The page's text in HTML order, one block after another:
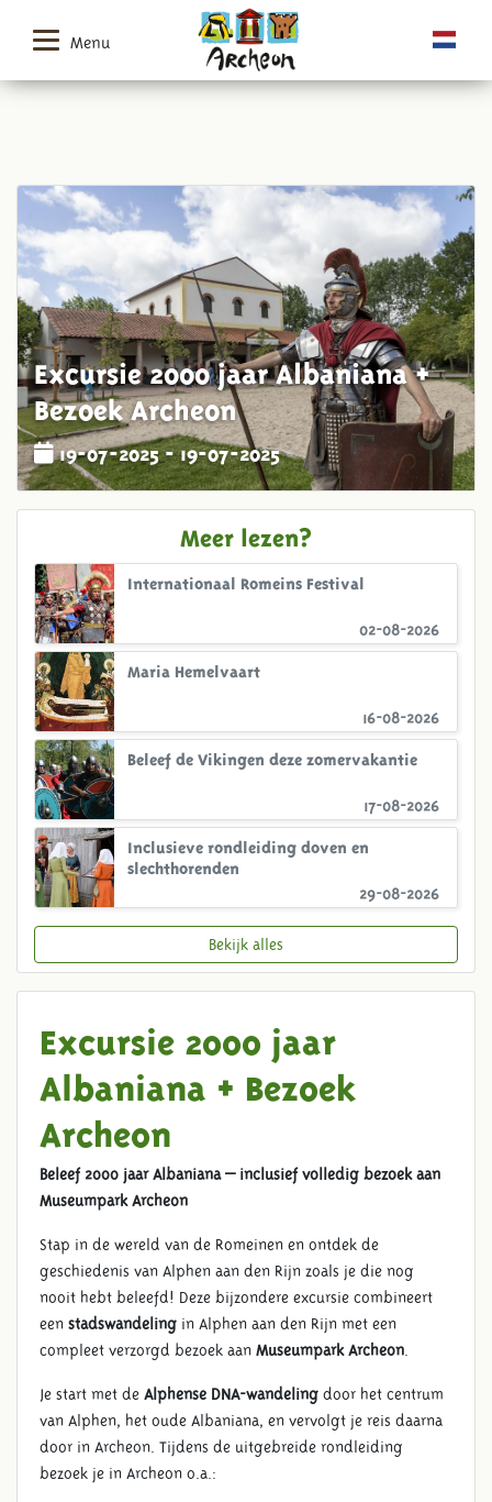
Menu
Excursie 2000 jaar Albaniana +
Bezoek Archeon
19-07-2025 - 19-07-2025
Excursie 2000 jaar
Albaniana + Bezoek
Archeon
Beleef 2000 jaar Albaniana – inclusief volledig bezoek aan
Museumpark Archeon
Stap in de wereld van de Romeinen en ontdek de
geschiedenis van Alphen aan den Rijn zoals je die nog
nooit hebt beleefd! Deze bijzondere excursie combineert
een stadswandeling in Alphen aan den Rijn met een
compleet verzorgd bezoek aan Museumpark Archeon
Je start met de Alphense DNA-wandeling door het centrum
van Alphen, het oude Albaniana, en vervolgt je reis daarna
door in Archeon. Tijdens de uitgebreide rondleiding
bezoek je in Archeon o.a.:
Meer lezen?
02-08-2026
Internationaal Romeins Festival
16-08-2026
Maria Hemelvaart
17-08-2026
Beleef de Vikingen deze zomervakantie
29-08-2026
Inclusieve rondleiding doven en
slechthorenden
Bekijk alles